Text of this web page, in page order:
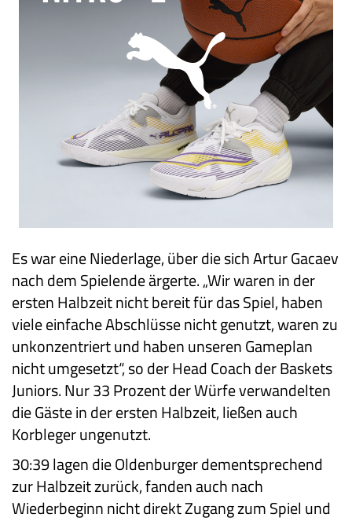
Es war eine Niederlage, über die sich Artur Gacaev
nach dem Spielende ärgerte. „Wir waren in der
ersten Halbzeit nicht bereit für das Spiel, haben
viele einfache Abschlüsse nicht genutzt, waren zu
unkonzentriert und haben unseren Gameplan
nicht umgesetzt“, so der Head Coach der Baskets
Juniors. Nur 33 Prozent der Würfe verwandelten
die Gäste in der ersten Halbzeit, ließen auch
Korbleger ungenutzt.
30:39 lagen die Oldenburger dementsprechend
zur Halbzeit zurück, fanden auch nach
Wiederbeginn nicht direkt Zugang zum Spiel und